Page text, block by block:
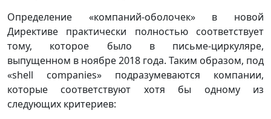
Определение «компаний-оболочек» в новой
Директиве практически полностью соответствует
тому, которое было в письме-циркуляре,
выпущенном в ноябре 2018 года. Таким образом, под
«shell companies» подразумеваются компании,
которые соответствуют хотя бы одному из
следующих критериев: